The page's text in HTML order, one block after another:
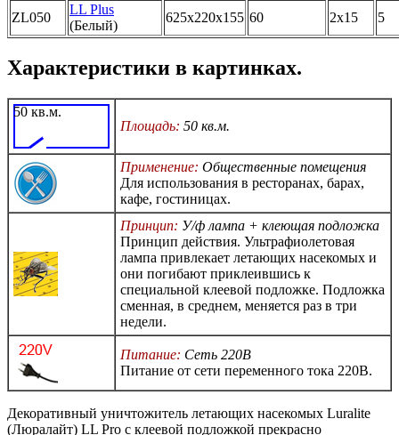
ZL050
LL Plus
(Белый)
625x220x155 60 2x15 5
Характеристики в картинках.
50 кв.м.
Площадь: 50 кв.м.
Применение: Общественные помещения
Для использования в ресторанах, барах,
кафе, гостиницах.
Принцип: У/ф лампа + клеющая подложка
Принцип действия. Ультрафиолетовая
лампа привлекает летающих насекомых и
они погибают приклеившись к
специальной клеевой подложке. Подложка
сменная, в среднем, меняется раз в три
недели.
Питание: Сеть 220В
Питание от сети переменного тока 220В.
Декоративный уничтожитель летающих насекомых Luralite
(Люралайт) LL Pro с клеевой подложкой прекрасно